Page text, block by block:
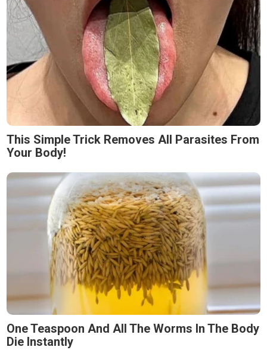
This Simple Trick Removes All Parasites From
Your Body!
One Teaspoon And All The Worms In The Body
Die Instantly